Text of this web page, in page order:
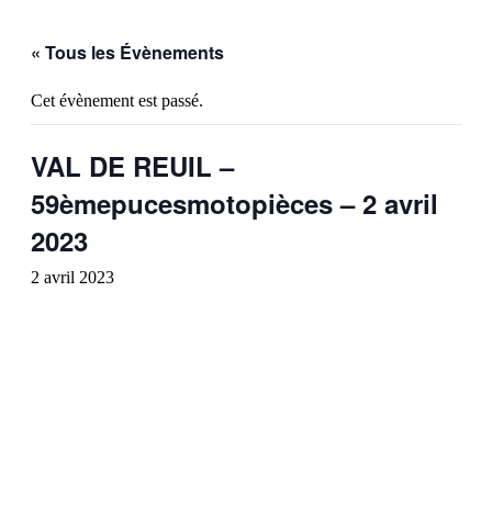
« Tous les Évènements
Cet évènement est passé.
VAL DE REUIL –
59èmepucesmotopièces – 2 avril
2023
2 avril 2023